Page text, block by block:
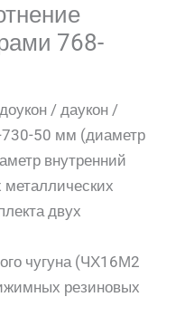
768-
/ даукон /
50 мм (диаметр
внутренний
металлических
двух
чугуна (ЧХ16М2
резиновых